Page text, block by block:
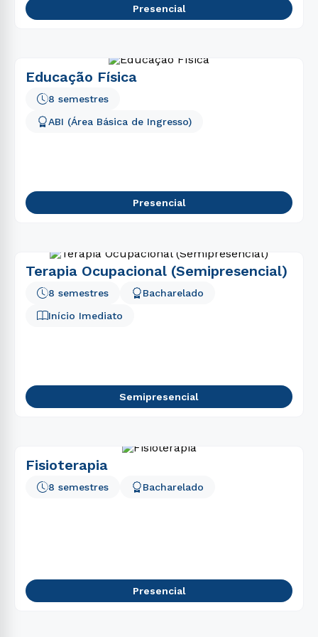
Presencial
Educação Física
ABI (Área Básica de Ingresso)
8 semestres
Presencial
Terapia Ocupacional (Semipresencial)
Bacharelado
Início Imediato
8 semestres
Semipresencial
Fisioterapia
8 semestres Bacharelado
Presencial